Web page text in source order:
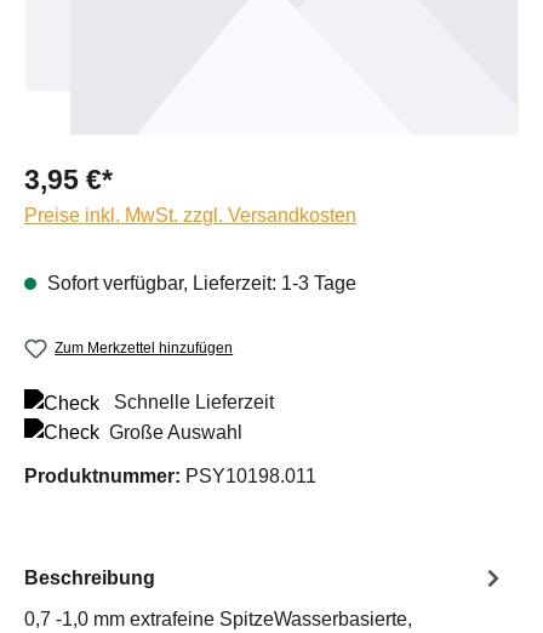
3,95 €*
Preise inkl. MwSt. zzgl. Versandkosten
Sofort verfügbar, Lieferzeit: 1-3 Tage
Zum Merkzettel hinzufügen
Schnelle Lieferzeit
Große Auswahl
Produktnummer: PSY10198.011
Beschreibung
0,7 -1,0 mm extrafeine SpitzeWasserbasierte,